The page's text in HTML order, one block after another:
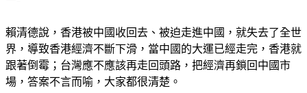
賴清德說，香港被中國收回去、被迫走進中國，就失去了全世
界，導致香港經濟不斷下滑，當中國的大運已經走完，香港就
跟著倒霉；台灣應不應該再走回頭路，把經濟再鎖回中國市
場，答案不言而喻，大家都很清楚。